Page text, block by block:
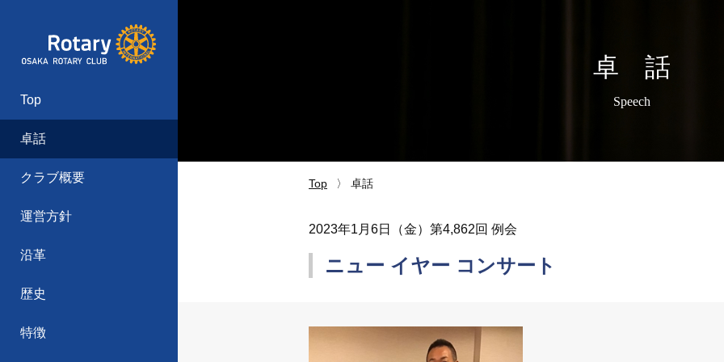
Top
卓話
クラブ概要
運営方針
沿革
歴史
特徴
卓 話
Speech
Top 卓話
2023年1月6日（金）第4,862回 例会
ニュー イヤー コンサート